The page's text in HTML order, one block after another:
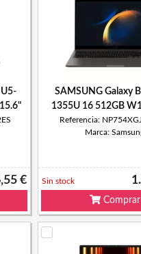
€
SAMSUNG Galaxy
1355U 16 512GB
Referencia:
Marca:
Sin stock
Comprar